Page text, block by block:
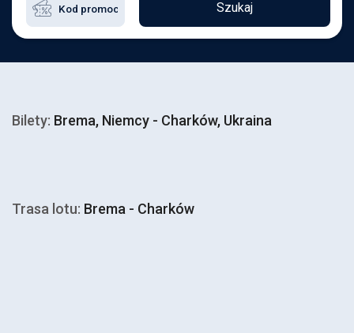
Szukaj
Bilety: Brema, Niemcy - Charków, Ukraina
Trasa lotu: Brema - Charków